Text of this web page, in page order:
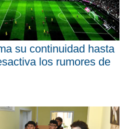
su continuidad hasta
los rumores de